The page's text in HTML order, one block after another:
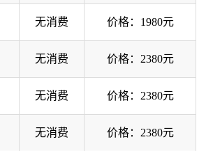
无消费 价格：1980元
无消费 价格：2380元
无消费 价格：2380元
无消费 价格：2380元